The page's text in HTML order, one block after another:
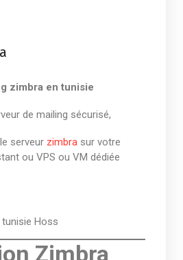
zimbra en tunisie
de mailing sécurisé,
serveur zimbra sur votre
ou VPS ou VM dédiée
Hoss
Zimbra